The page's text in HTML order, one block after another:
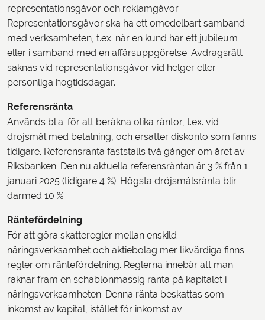
representationsgåvor och reklamgåvor.
Representationsgåvor ska ha ett omedelbart samband
med verksamheten, t.ex. när en kund har ett jubileum
eller i samband med en affärsuppgörelse. Avdragsrätt
saknas vid representationsgåvor vid helger eller
personliga högtidsdagar.
Referensränta
Används bl.a. för att beräkna olika räntor, t.ex. vid
dröjsmål med betalning, och ersätter diskonto som fanns
tidigare. Referensränta fastställs två gånger om året av
Riksbanken. Den nu aktuella referensräntan är 3 % från 1
januari 2025 (tidigare 4 %). Högsta dröjsmålsränta blir
därmed 10 %.
Räntefördelning
För att göra skatteregler mellan enskild
näringsverksamhet och aktiebolag mer likvärdiga finns
regler om räntefördelning. Reglerna innebär att man
räknar fram en schablonmässig ränta på kapitalet i
näringsverksamheten. Denna ränta beskattas som
inkomst av kapital, istället för inkomst av